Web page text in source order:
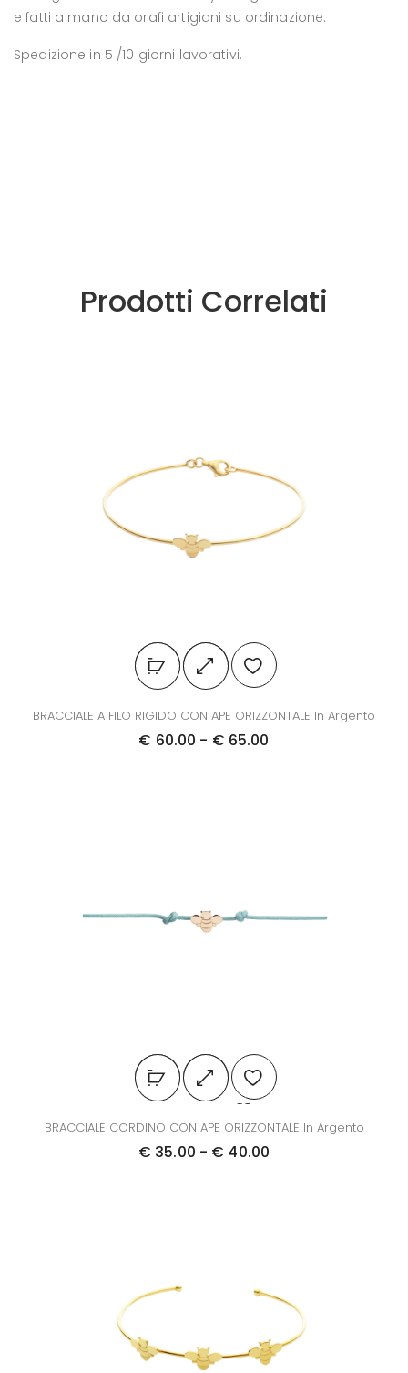
e fatti a mano da orafi artigiani su ordinazione.
Spedizione in 5 /10 giorni lavorativi.
Prodotti Correlati
BRACCIALE A FILO RIGIDO CON APE ORIZZONTALE In Argento
€ 60.00 - € 65.00
BRACCIALE CORDINO CON APE ORIZZONTALE In Argento
€ 35.00 - € 40.00